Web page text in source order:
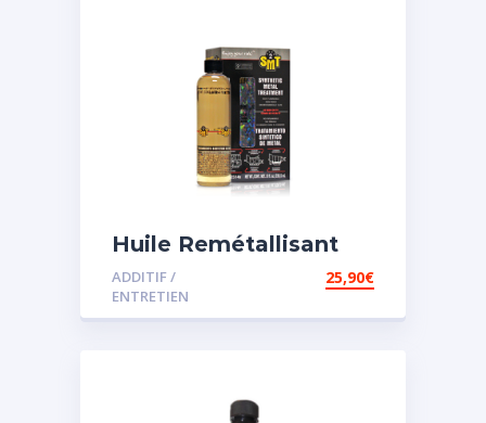
Huile Remétallisant
Moteur SMT2
ADDITIF /
ENTRETIEN
25,90€